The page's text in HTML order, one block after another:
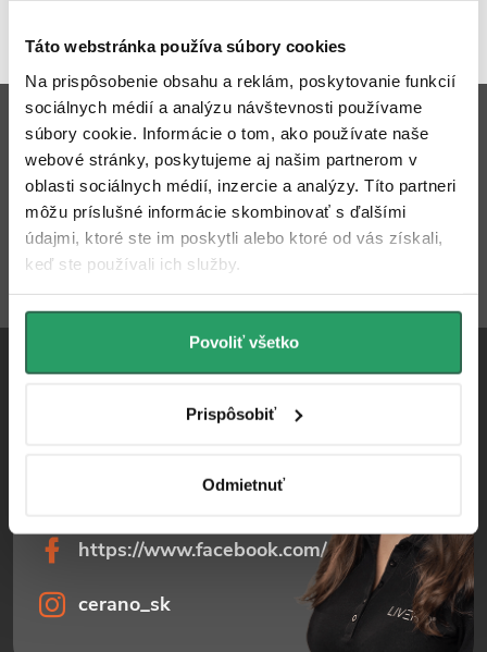
Táto webstránka používa súbory cookies
Na prispôsobenie obsahu a reklám, poskytovanie funkcií
sociálnych médií a analýzu návštevnosti používame
súbory cookie. Informácie o tom, ako používate naše
webové stránky, poskytujeme aj našim partnerom v
oblasti sociálnych médií, inzercie a analýzy. Títo partneri
môžu príslušné informácie skombinovať s ďalšími
údajmi, ktoré ste im poskytli alebo ktoré od vás získali,
keď ste používali ich služby.
Povoliť všetko
Prispôsobiť
Odmietnuť
4,8
Zobraziť recenzie
i
Odoberať newsletter
Email
Vložením e-mailu súhlasíte spodmienkami ochrany osobných
ODOBERAŤ
+421 232 195 445
https://www.facebook.com/ceranosk
cerano_sk